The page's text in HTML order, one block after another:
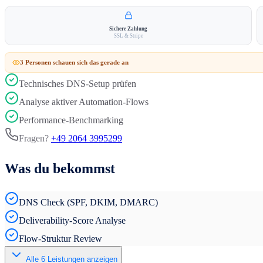
Sichere Zahlung
SSL & Stripe
3 Personen schauen sich das gerade an
Technisches DNS-Setup prüfen
Analyse aktiver Automation-Flows
Performance-Benchmarking
Fragen? +49 2064 3995299
Was du bekommst
DNS Check (SPF, DKIM, DMARC)
Deliverability-Score Analyse
Flow-Struktur Review
Alle 6 Leistungen anzeigen